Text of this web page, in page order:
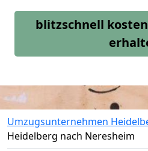
blitzschnell
Umzugsunternehmen
Heidelberg nach Neresheim